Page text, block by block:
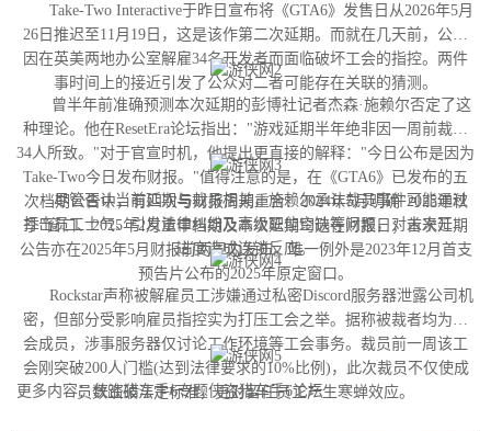
Take-Two Interactive于昨日宣布将《GTA6》发售日从2026年5月
26日推迟至11月19日，这是该作第二次延期。而就在几天前，公司
因在英美两地办公室解雇34名开发者而面临破坏工会的指控。两件
事时间上的接近引发了公众对二者可能存在关联的猜测。
曾半年前准确预测本次延期的彭博社记者杰森·施赖尔否定了这
种理论。他在ResetEra论坛指出："游戏延期半年绝非因一周前裁撤
34人所致。"对于官宣时机，他提出更直接的解释："今日公布是因为
Take-Two今日发布财报。"值得注意的是，在《GTA6》已发布的五
次档期公告中，有四次与财报周期重合：2024年5月明确"2025年秋
季"窗口、2025年2月重申档期及本次延期均选在财报日；首次延期
公告亦在2025年5月财报前两周内发布。唯一例外是2023年12月首支
预告片公布的2025年原定窗口。
尽管否认当前延期与裁员相关，施赖尔承认裁员事件可能通过
打击员工士气、引发法律纠纷及高级职位空缺等问题，对未来开发
进度造成连锁反应。
Rockstar声称被解雇员工涉嫌通过私密Discord服务器泄露公司机
密，但部分受影响雇员指控实为打压工会之举。据称被裁者均为工
会成员，涉事服务器仅讨论工作环境等工会事务。裁员前一周该工
会刚突破200人门槛(达到法律要求的10%比例)，此次裁员不仅使成
员数跌破法定标准，更对留任员工产生寒蝉效应。
更多内容：侠盗猎车手6专题侠盗猎车手6论坛